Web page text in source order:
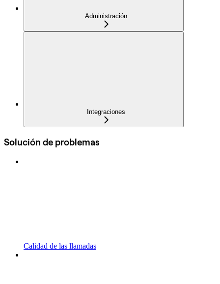
Administración
Integraciones
Solución de problemas
Calidad de las llamadas